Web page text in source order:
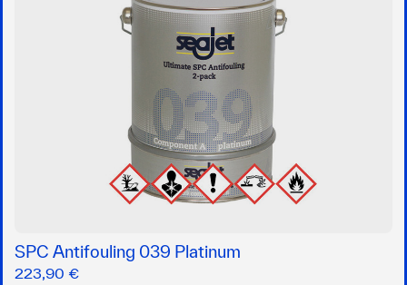
SPC Antifouling 039 Platinum
223,90 €